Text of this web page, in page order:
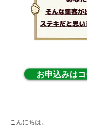
お申込みは
こんにちは。